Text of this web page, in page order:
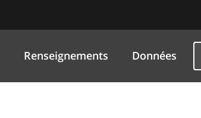
Renseignements Données